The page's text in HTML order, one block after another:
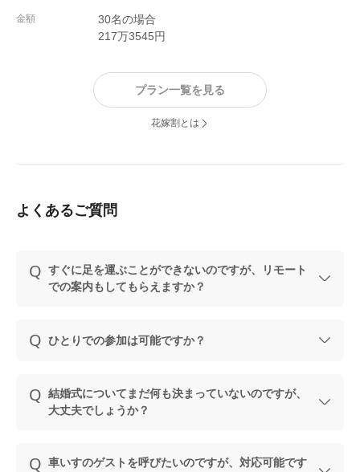
金額
30名の場合
217万3545円
プラン一覧を見る
花嫁割とは
よくあるご質問
すぐに足を運ぶことができないのですが、リモート
での案内もしてもらえますか？
ひとりでの参加は可能ですか？
結婚式についてまだ何も決まっていないのですが、
大丈夫でしょうか？
車いすのゲストを呼びたいのですが、対応可能です